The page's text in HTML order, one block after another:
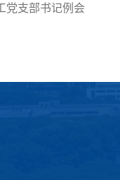
党支部书记例会